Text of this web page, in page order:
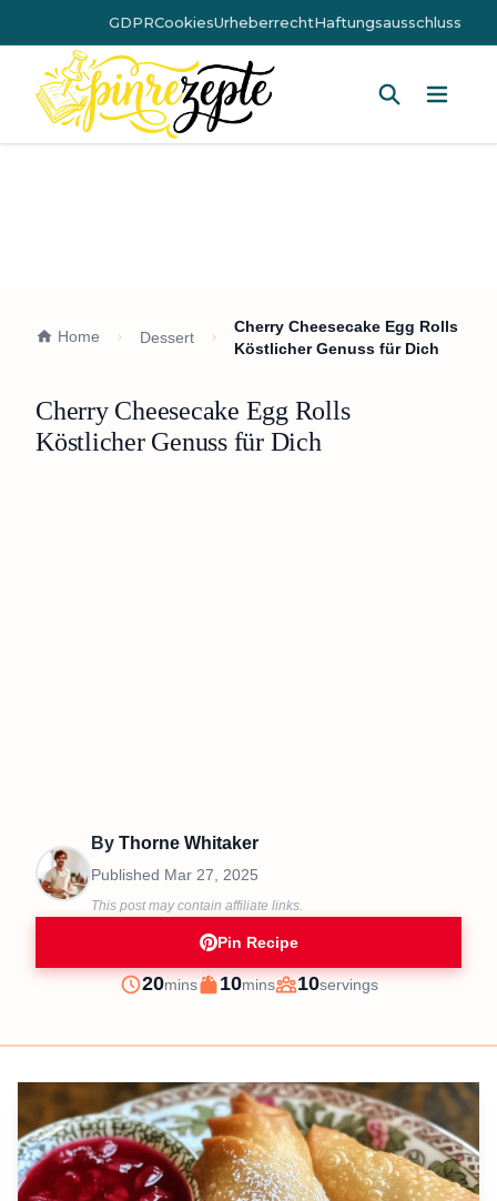
GDPRCookiesUrheberrechtHaftungsausschluss
Home Dessert
Cherry Cheesecake Egg Rolls
Köstlicher Genuss für Dich
Cherry Cheesecake Egg Rolls
Köstlicher Genuss für Dich
By Thorne Whitaker
Published Mar 27, 2025
This post may contain affiliate links.
Pin Recipe
Prep
20minutes
mins
Cook
10minutes
mins
Servings
10servings